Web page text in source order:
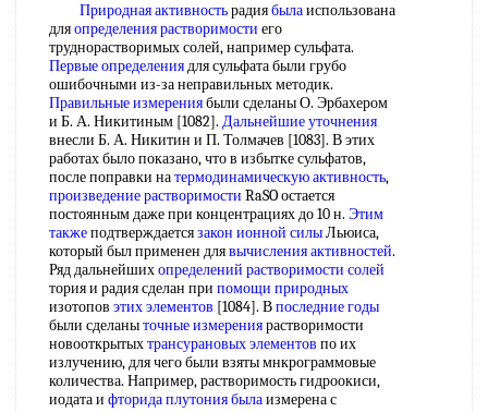
Природная активностьрадиябылаиспользована
дляопределения растворимости его
труднорастворимых солей, например сульфата.
Первые определениядля сульфата были грубо
ошибочными из-за неправильных методик.
Правильные измерениябыли сделаны О. Эрбахером
и Б. А. Никитиным [1082]. Дальнейшие уточнения
внесли Б. А. Никитин и П. Толмачев [1083]. В этих
работах было показано, что в избытке сульфатов,
после поправки натермодинамическую активность,
произведение растворимости RaSO остается
постоянным даже при концентрациях до 10 н. Этим
такжеподтверждаетсязакон ионной силыЛьюиса,
который был применен длявычисления активностей.
Ряд дальнейшихопределений растворимости солей
тория и радия сделан при помощи природных
изотопов этих элементов [1084]. Впоследние годы
были сделаныточные измерениярастворимости
новооткрытыхтрансурановых элементов по их
излучению, для чего были взяты мнкрограммовые
количества. Например, растворимость гидроокиси,
иодата и фторида плутониябылаизмерена с